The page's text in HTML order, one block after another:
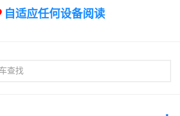
自适应任何设备阅读